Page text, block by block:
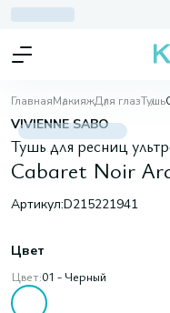
ГлавнаяМакияжДля глазТушь
VIVIENNE SABO
Тушь для ресниц
Cabaret Noir
Артикул:D215221941
Цвет
Цвет:01 - Черный